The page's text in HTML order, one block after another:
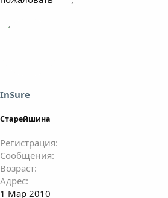
InSure
Старейшина
Регистрация
Сообщения
Возраст
Адрес
1 Мар 2010